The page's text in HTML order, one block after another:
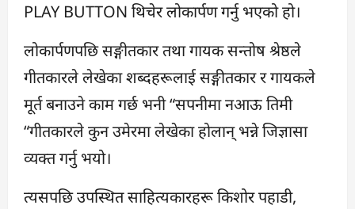
PLAY BUTTON थिचेर लोकार्पण गर्नु भएको हो।
लोकार्पणपछि सङ्ग‌ीतकार तथा गायक सन्तोष श्रेष्ठले
गीत‌कारले लेखेका शब्दहरूलाई सङ्गीतकार र गायकले
मूर्त बनाउने काम गर्छ भनी “सपनीमा नआऊ तिमी
“गीतकारले कुन उमेरमा लेखेका होलान् भन्ने जिज्ञासा
व्यक्त गर्नु भयो।
त्यसपछि उपस्थित साहित्यकारहरू किशोर पहाडी,